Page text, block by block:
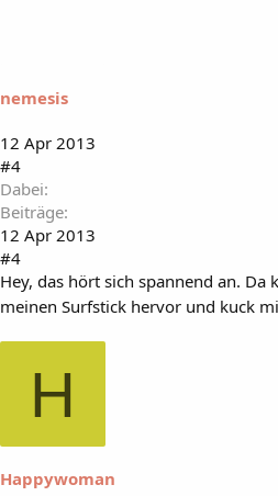
nemesis
12 Apr 2013
#4
Dabei
Beiträge
12 Apr 2013
#4
Hey, das hört sich spannend an. Da
meinen Surfstick hervor und kuck
H
Happywoman